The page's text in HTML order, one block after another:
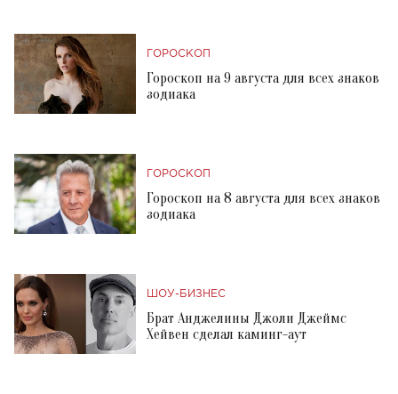
ГОРОСКОП
Гороскоп на 9 августа для всех знаков
зодиака
ГОРОСКОП
Гороскоп на 8 августа для всех знаков
зодиака
ШОУ-БИЗНЕС
Брат Анджелины Джоли Джеймс
Хейвен сделал каминг-аут